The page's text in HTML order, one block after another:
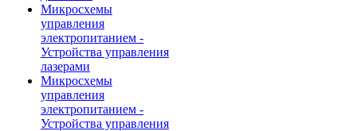
Микросхемы
управления
электропитанием -
Устройства управления
лазерами
Микросхемы
управления
электропитанием -
Устройства управления